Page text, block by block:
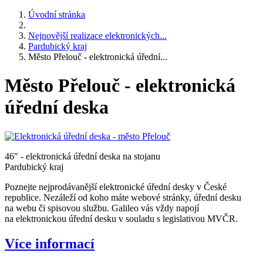
Úvodní stránka
Nejnovější realizace elektronických...
Pardubický kraj
Město Přelouč - elektronická úřední...
Město Přelouč - elektronická
úřední deska
46" - elektronická úřední deska na stojanu
Pardubický kraj
Poznejte nejprodávanější elektronické úřední desky v České
republice. Nezáleží od koho máte webové stránky, úřední desku
na webu či spisovou službu. Galileo vás vždy napojí
na elektronickou úřední desku v souladu s legislativou MVČR.
Více informací